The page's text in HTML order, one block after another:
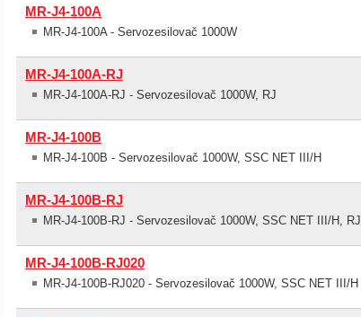
MR-J4-100A
MR-J4-100A - Servozesilovač 1000W
MR-J4-100A-RJ
MR-J4-100A-RJ - Servozesilovač 1000W, RJ
MR-J4-100B
MR-J4-100B - Servozesilovač 1000W, SSC NET III/H
MR-J4-100B-RJ
MR-J4-100B-RJ - Servozesilovač 1000W, SSC NET III/H, RJ
MR-J4-100B-RJ020
MR-J4-100B-RJ020 - Servozesilovač 1000W, SSC NET III/H